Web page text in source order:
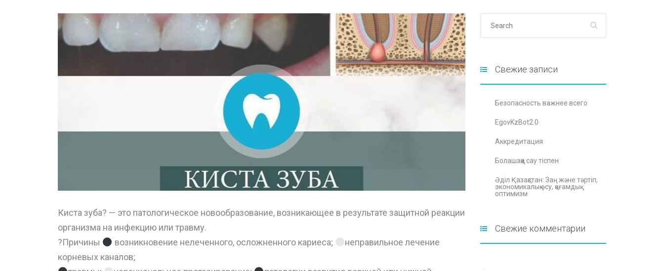
Киста зуба? — это патологическое новообразование, возникающее в результате защитной реакции
организма на инфекцию или травму. ⠀
?Причины
возникновение нелеченного, осложненного кариеса;
неправильное лечение
корневых каналов;
Свежие записи
Безопасность важнее всего
EgovKzBot2.0
Аккредитация
Болашаққа сау тіспен
Әділ Қазақстан: Заң және тәртіп,
экономикалық өсу, қоғамдық
оптимизм
Свежие комментарии